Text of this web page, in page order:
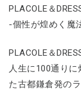
PLACOLE＆
-個性が煌めく魔
PLACOLE＆
人生に100通り
た古都鎌倉発の